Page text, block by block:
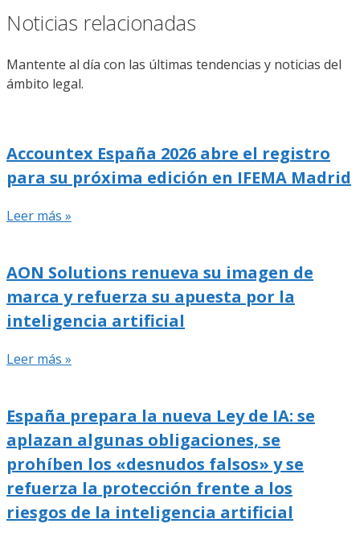
Noticias relacionadas
Mantente al día con las últimas tendencias y noticias del
ámbito legal.
Accountex España 2026 abre el registro
para su próxima edición en IFEMA Madrid
Leer más »
AON Solutions renueva su imagen de
marca y refuerza su apuesta por la
inteligencia artificial
Leer más »
España prepara la nueva Ley de IA: se
aplazan algunas obligaciones, se
prohíben los «desnudos falsos» y se
refuerza la protección frente a los
riesgos de la inteligencia artificial